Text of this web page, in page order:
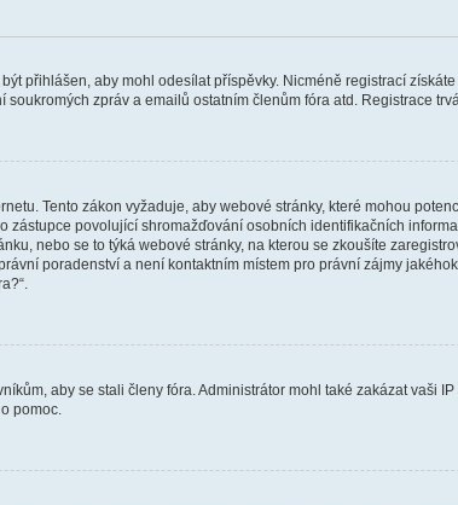
přihlášen, aby mohl odesílat příspěvky. Nicméně registrací
zpráv a emailů ostatním členům fóra atd. Registrace
Tento zákon vyžaduje, aby webové stránky, které mohou
povolující shromažďování osobních identifikačních
nebo se to týká webové stránky, na kterou se zkoušíte
poradenství a není kontaktním místem pro právní zájmy
aby se stali členy fóra. Administrátor mohl také zakázat vaši
pomoc.